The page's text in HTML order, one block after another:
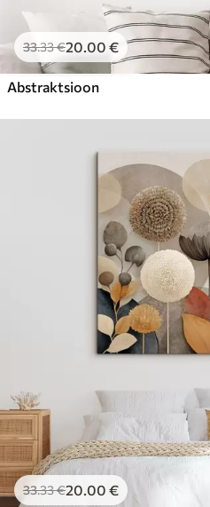
33.33€20.00 €
Abstraktsioon
33.33€20.00 €